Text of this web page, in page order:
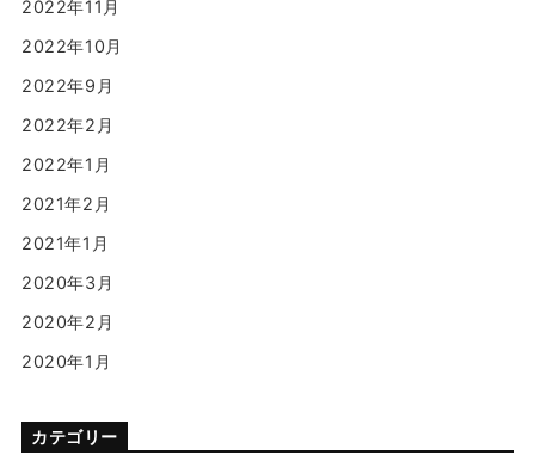
2022年11月
2022年10月
2022年9月
2022年2月
2022年1月
2021年2月
2021年1月
2020年3月
2020年2月
2020年1月
カテゴリー